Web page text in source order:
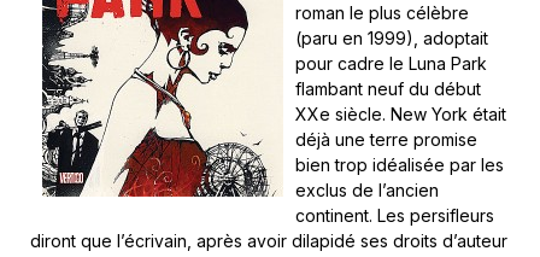
roman le plus célèbre
(paru en 1999), adoptait
pour cadre le Luna Park
flambant neuf du début
XXe siècle. New York était
déjà une terre promise
bien trop idéalisée par les
exclus de l’ancien
continent. Les persifleurs
diront que l’écrivain, après avoir dilapidé ses droits d’auteur